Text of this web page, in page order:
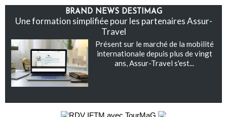
BRAND NEWS DESTIMAG
Une formation simplifiée pour les partenaires Assur-
Travel
Présent sur le marché de la mobilité
internationale depuis plus de vingt
ans, Assur-Travel s'est...